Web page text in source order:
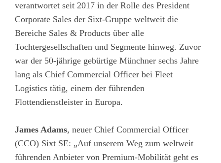
verantwortet seit 2017 in der Rolle des President
Corporate Sales der Sixt-Gruppe weltweit die
Bereiche Sales & Products über alle
Tochtergesellschaften und Segmente hinweg. Zuvor
war der 50-jährige gebürtige Münchner sechs Jahre
lang als Chief Commercial Officer bei Fleet
Logistics tätig, einem der führenden
Flottendienstleister in Europa.
James Adams, neuer Chief Commercial Officer
(CCO) Sixt SE: „Auf unserem Weg zum weltweit
führenden Anbieter von Premium-Mobilität geht es